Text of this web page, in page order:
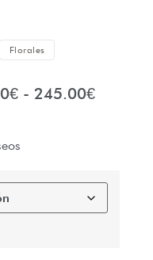
Florales
€ - 245.00€